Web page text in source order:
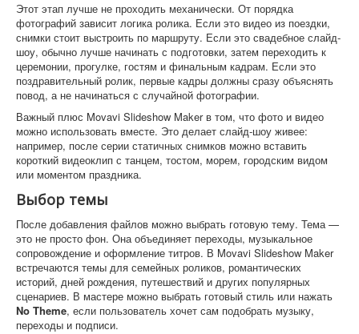
Этот этап лучше не проходить механически. От порядка
фотографий зависит логика ролика. Если это видео из поездки,
снимки стоит выстроить по маршруту. Если это свадебное слайд-
шоу, обычно лучше начинать с подготовки, затем переходить к
церемонии, прогулке, гостям и финальным кадрам. Если это
поздравительный ролик, первые кадры должны сразу объяснять
повод, а не начинаться с случайной фотографии.
Важный плюс Movavi Slideshow Maker в том, что фото и видео
можно использовать вместе. Это делает слайд-шоу живее:
например, после серии статичных снимков можно вставить
короткий видеоклип с танцем, тостом, морем, городским видом
или моментом праздника.
Выбор темы
После добавления файлов можно выбрать готовую тему. Тема —
это не просто фон. Она объединяет переходы, музыкальное
сопровождение и оформление титров. В Movavi Slideshow Maker
встречаются темы для семейных роликов, романтических
историй, дней рождения, путешествий и других популярных
сценариев. В мастере можно выбрать готовый стиль или нажать
No Theme, если пользователь хочет сам подобрать музыку,
переходы и подписи.